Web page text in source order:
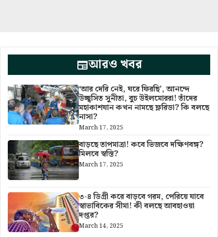
আরও খবর
‘আর দেরি নেই, ঘরে ফিরছি’, আনন্দে
উচ্ছ্বসিত সুনীতা, বুচ উইলমোররা! তাঁদের
মহাকাশযান কখন নামছে ফ্লরিডা? কি বলছে
নাসা?
March 17, 2025
বাড়ছে তাপমাত্রা! কবে ভিজবে দক্ষিণবঙ্গ?
মিলবে স্বস্তি?
March 17, 2025
৩-৪ ডিগ্রী করে বাড়বে গরম, পেরিয়ে যাবে
স্বাভাবিকের সীমা! কী বলছে আবহাওয়া
দপ্তর?
March 14, 2025